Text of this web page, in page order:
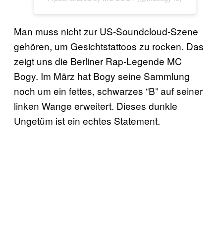
Man muss nicht zur US-Soundcloud-Szene
gehören, um Gesichtstattoos zu rocken. Das
zeigt uns die Berliner Rap-Legende MC
Bogy. Im März hat Bogy seine Sammlung
noch um ein fettes, schwarzes “B” auf seiner
linken Wange erweitert. Dieses dunkle
Ungetüm ist ein echtes Statement.